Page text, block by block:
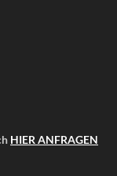
HIER ANFRAGEN